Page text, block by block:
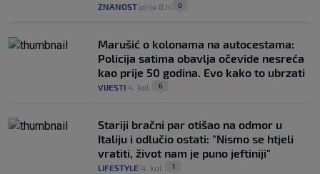
ZNANOST prije 8 h 0
Marušić o kolonama na autocestama:
Policija satima obavlja očevide nesreća
kao prije 50 godina. Evo kako to ubrzati
VIJESTI 4. kol. 6
Stariji bračni par otišao na odmor u
Italiju i odlučio ostati: "Nismo se htjeli
vratiti, život nam je puno jeftiniji"
LIFESTYLE 4. kol. 1